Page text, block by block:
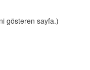
gösteren sayfa.)